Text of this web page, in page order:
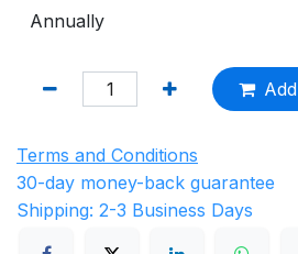
Terms and Conditions
30-day money-back guarantee
Shipping: 2-3 Business Days